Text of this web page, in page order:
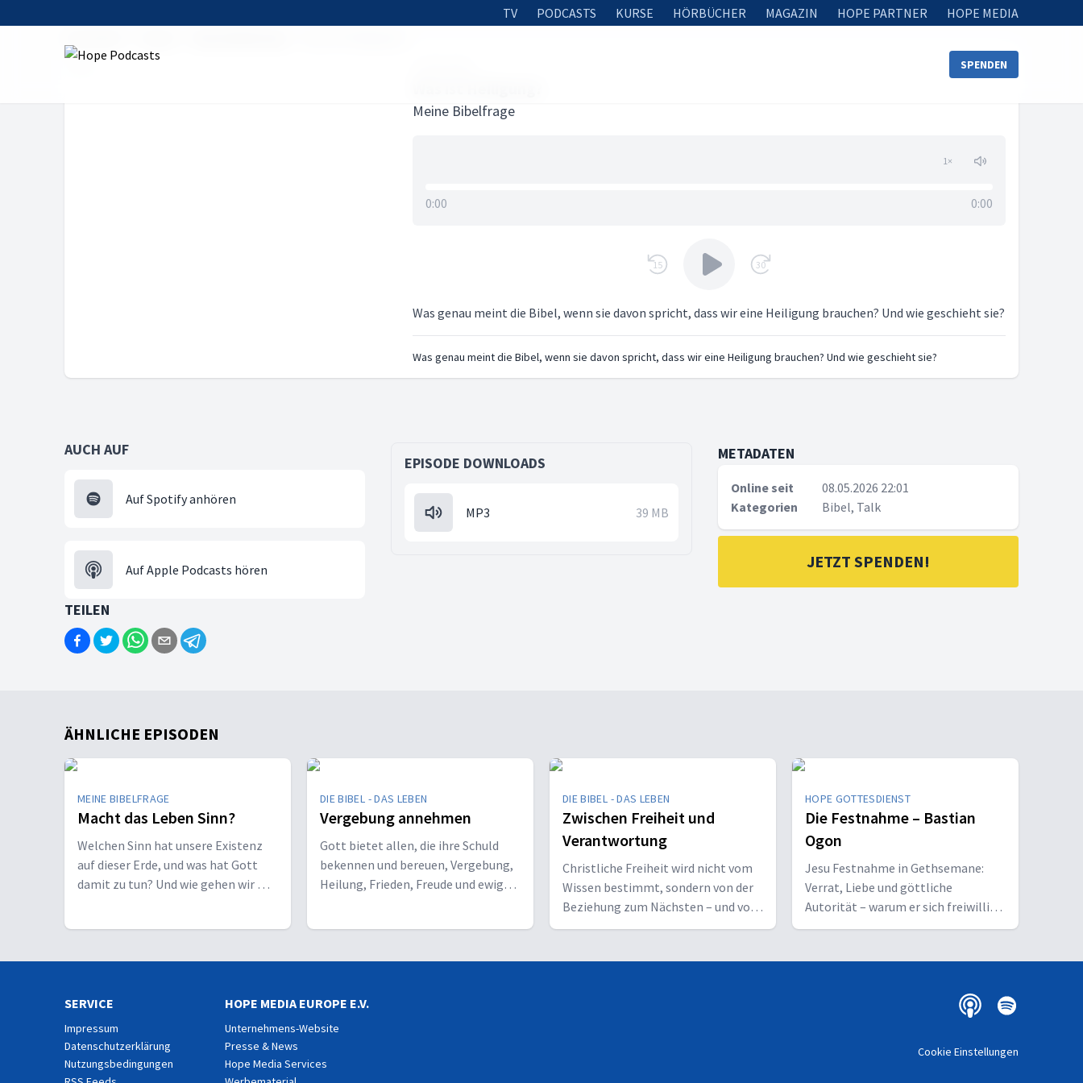
TV PODCASTS KURSE HÖRBÜCHER MAGAZIN HOPE PARTNER HOPE MEDIA
SPENDEN
Meine Bibelfrage
1×
0:00 0:00
15 30
Was genau meint die Bibel, wenn sie davon spricht, dass wir eine Heiligung brauchen? Und wie geschieht sie?
Was genau meint die Bibel, wenn sie davon spricht, dass wir eine Heiligung brauchen? Und wie geschieht sie?
AUCH AUF
Auf Spotify anhören
Auf Apple Podcasts hören
EPISODE DOWNLOADS
MP3 39 MB
METADATEN
Online seit
08.05.2026 22:01
Kategorien
Bibel, Talk
JETZT SPENDEN!
TEILEN
ÄHNLICHE EPISODEN
MEINE BIBELFRAGE
Macht das Leben Sinn?
Welchen Sinn hat unsere Existenz
auf dieser Erde, und was hat Gott
damit zu tun? Und wie gehen wir mit
DIE BIBEL - DAS LEBEN
Vergebung annehmen
Gott bietet allen, die ihre Schuld
bekennen und bereuen, Vergebung,
Heilung, Frieden, Freude und ewiges
DIE BIBEL - DAS LEBEN
Zwischen Freiheit und
Verantwortung
Christliche Freiheit wird nicht vom
Wissen bestimmt, sondern von der
Beziehung zum Nächsten – und vom
Ziel, Gott zu ehren.
HOPE GOTTESDIENST
Die Festnahme – Bastian
Ogon
Jesu Festnahme in Gethsemane:
Verrat, Liebe und göttliche
Autorität – warum er sich freiwillig
für uns ausliefern ließ.
SERVICE
Impressum
Datenschutzerklärung
Nutzungsbedingungen
HOPE MEDIA EUROPE E.V.
Unternehmens-Website
Presse & News
Hope Media Services
Cookie Einstellungen